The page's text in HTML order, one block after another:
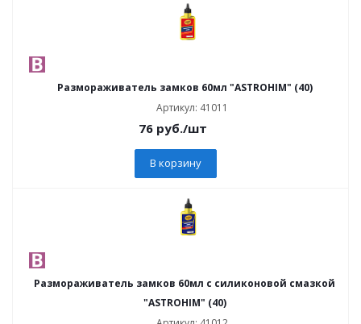
Размораживатель замков 60мл "ASTROHIM" (40)
Артикул: 41011
76руб./шт
В корзину
Размораживатель замков 60мл с силиконовой смазкой
"ASTROHIM" (40)